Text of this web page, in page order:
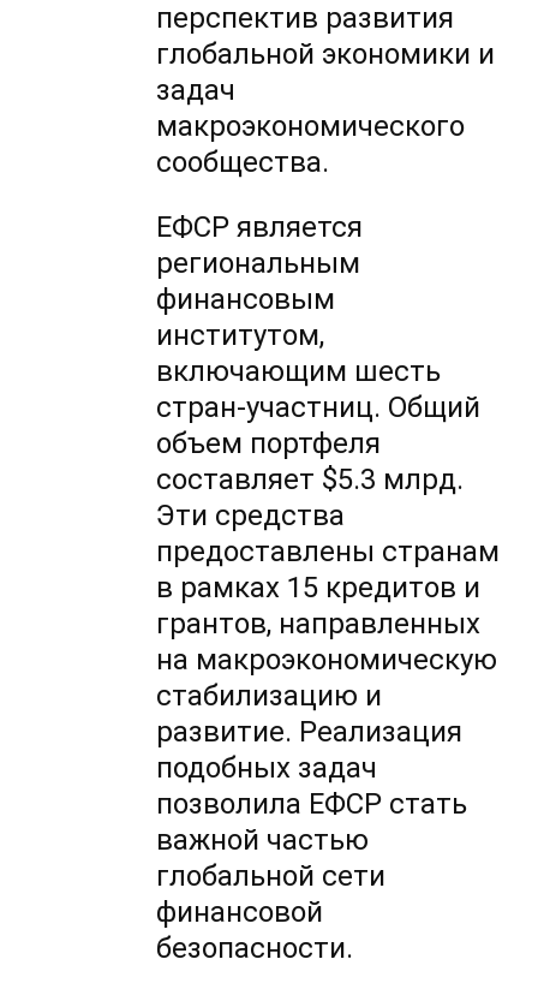
перспектив развития
глобальной экономики и
задач
макроэкономического
сообщества.
ЕФСР является
региональным
финансовым
институтом,
включающим шесть
стран-участниц. Общий
объем портфеля
составляет $5.3 млрд.
Эти средства
предоставлены странам
в рамках 15 кредитов и
грантов, направленных
на макроэкономическую
стабилизацию и
развитие. Реализация
подобных задач
позволила ЕФСР стать
важной частью
глобальной сети
финансовой
безопасности.